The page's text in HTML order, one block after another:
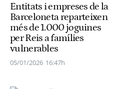
Entitats i empreses de la
Barceloneta reparteixen
més de 1.000 joguines
per Reis a famílies
vulnerables
05/01/2026 16:47h